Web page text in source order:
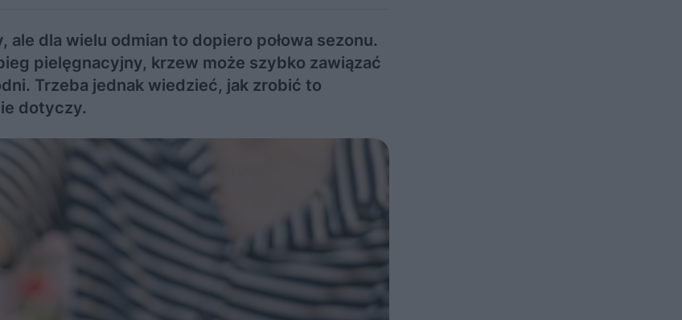
dla wielu odmian to dopiero połowa sezonu.
pielęgnacyjny, krzew może szybko zawiązać
Trzeba jednak wiedzieć, jak zrobić to
dotyczy.